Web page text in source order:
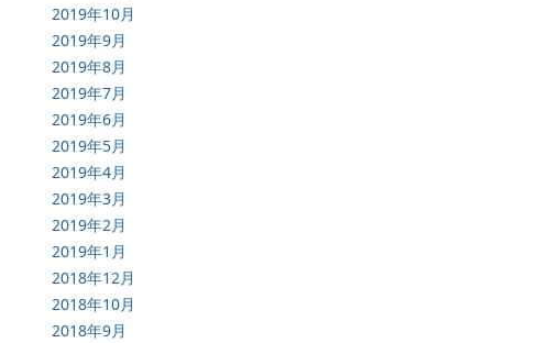
2019年10月
2019年9月
2019年8月
2019年7月
2019年6月
2019年5月
2019年4月
2019年3月
2019年2月
2019年1月
2018年12月
2018年10月
2018年9月